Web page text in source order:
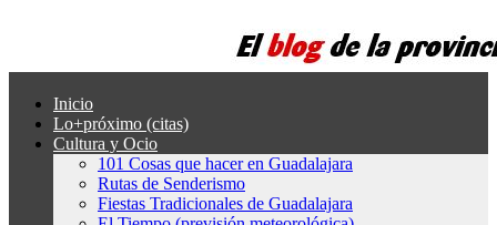
Inicio
Lo+próximo (citas)
Cultura y Ocio
101 Cosas que hacer en Guadalajara
Rutas de Senderismo
Fiestas Tradicionales de Guadalajara